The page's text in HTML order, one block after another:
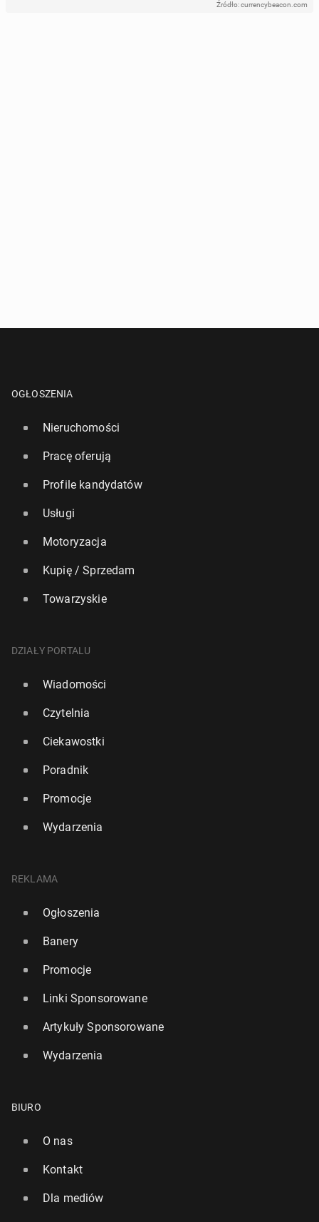
Źródło: currencybeacon.com
OGŁOSZENIA
Nieruchomości
Pracę oferują
Profile kandydatów
Usługi
Motoryzacja
Kupię / Sprzedam
Towarzyskie
DZIAŁY PORTALU
Wiadomości
Czytelnia
Ciekawostki
Poradnik
Promocje
Wydarzenia
REKLAMA
Ogłoszenia
Banery
Promocje
Linki Sponsorowane
Artykuły Sponsorowane
Wydarzenia
BIURO
O nas
Kontakt
Dla mediów